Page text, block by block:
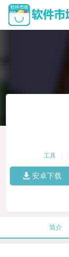
工具
安卓下载
简介